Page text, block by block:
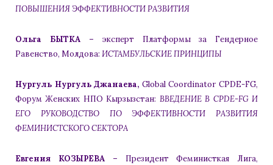
ПОВЫШЕНИЯ ЭФФЕКТИВНОСТИ РАЗВИТИЯ
Ольга БЫТКА – эксперт Платформы за Гендерное
Равенство, Молдова: ИСТАМБУЛЬСКИЕ ПРИНЦИПЫ
Нургуль Нургуль Джанаева, Global Coordinator CPDE-FG,
Форум Женских НПО Кырзызстан: ВВЕДЕНИЕ В CPDE-FG И
ЕГО РУКОВОДСТВО ПО ЭФФЕКТИВНОСТИ РАЗВИТИЯ
ФЕМИНИСТСКОГО СЕКТОРА
Евгения КОЗЫРЕВА – Президент Феминисткая Лига,